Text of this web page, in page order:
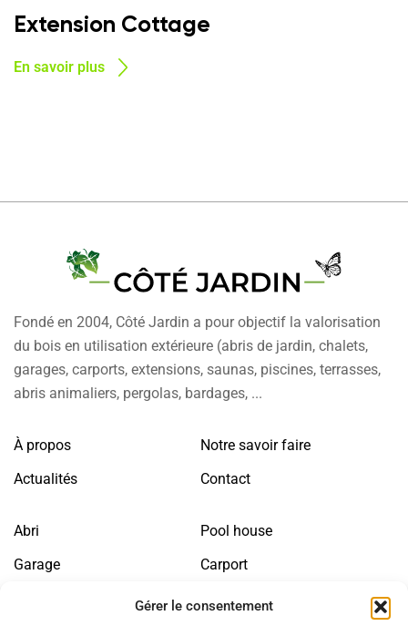
Gérer le consentement
Extension Cottage
En savoir plus
Fondé en 2004, Côté Jardin a pour objectif la valorisation
du bois en utilisation extérieure (abris de jardin, chalets,
garages, carports, extensions, saunas, piscines, terrasses,
abris animaliers, pergolas, bardages, ...
À propos
Notre savoir faire
Actualités
Contact
Abri
Pool house
Garage
Carport
Sauna